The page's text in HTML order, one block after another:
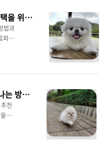
아
키
이
한
활
들
아
강아지무료파양 – 책임 있는 선택을 위한 방법과 사이트 소개
법과
파양
요
책
털
정
뮤
강아지분양 – 새로운 가족을 만나는 방법과 추천 사이트 소개
천